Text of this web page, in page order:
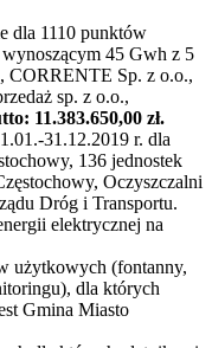
dla 1110 punktów
45 Gwh z 5
CORRENTE Sp. z o.o.,
sp. z o.o.,
11.383.650,00 zł.
31.12.2019 r. dla
136 jednostek
Oczyszczalni
Dróg i Transportu.
elektrycznej na
użytkowych (fontanny,
dla których
Gmina Miasto